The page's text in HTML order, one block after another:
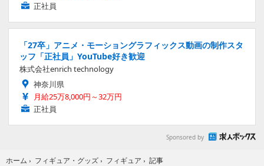
正社員
「27卒」アニメ・モーショングラフィックス動画の制作スタ
ッフ「正社員」YouTube好き歓迎
株式会社enrich technology
神奈川県
月給25万8,000円～32万円
正社員
Sponsored by
ホーム › フィギュア・グッズ › フィギュア › 記事